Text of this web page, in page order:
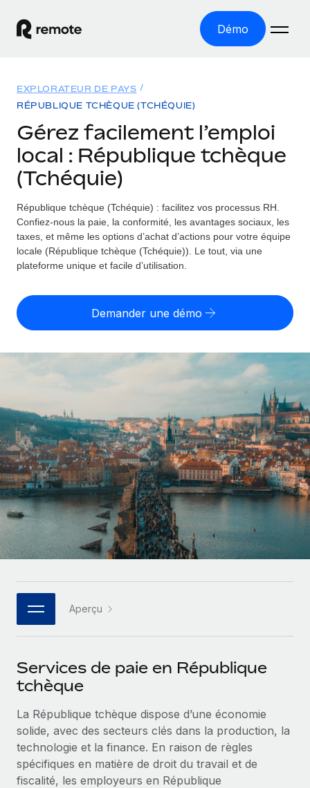
Démo
Les produits
EMPLOI À L’INTERNATIONAL
Paie multipays
Gérez la paie facilement et en toute conformité
Employer of record
Développez-vous à l’international sans frais liés aux
entités
Pilotage 360 des freelances
Gestion des freelances
Intégrez et gérez vos freelances partout dans le monde
Sous-traitez les opérations complexes liées à l’emploi
INFRASTRUCTURE
Intégration Remote
Intégrez vos RH aux flux de travail en toute simplicité
Plateforme
Des fonctions RH clés intégrées pour votre équipe
Connecter Nouveau
Connectez n'importe quel outil d’IA à Remote grâce à
Intégrations
Rationalisez vos processus avec des outils essentiels
Demandez aux experts
l’international et la conformité
Contrôles d’antécédents
Simplifiez vos processus de présélection des
candidats
Solutions
COUVERTURE MONDIALE
Toutes les informations sur l’emploi à l’international,
pays par pays
Explorateur des États-Unis (par État)
Comparer Remote
CROISSANCE
Des solutions agiles et internationales pour les RH et la
paie des entreprises en pleine croissance
Entreprises intermédiaires
Développez vos équipes avec des solutions RH sur
mesure
Entreprise
Les RH à l’international pour les grandes entreprises
Partenaires stratégiques de la tech
Intégrez les RH à l’international de manière flexible
Explorez avec nous vos opportunités de partenariat
Conseil en intégrations et automatisations assistées par
l’IA
ÉTUDES DE CAS
Ressources
OUTILS & CALCULATEURS
Outil de calcul du risque de requalification de
contrat
Évaluez le risque de requalification de contrat par pays
Calculez le coût total des employés dans n’importe quel
Calculateur de paiement des freelances
Découvrez les devises disponibles et les vitesses de
APPRENDRE AVEC REMOTE
Recherche et guides
Études de cas
Glossaire RH
Checklists et modèles
Webinaires
Événements
Données sur les salaires et les talents
Centre de ressources
Obtenir de l’aide
Voir toutes les ressources
Tarification
English (United States)
English
Español
Italiano
Português (Portugal)
日本語
中文（简体）
Connexion
EXPLORATEUR DE PAYS
RÉPUBLIQUE TCHÈQUE (TCHÉQUIE)
Gérez facilement l’emploi
local : République tchèque
(Tchéquie)
République tchèque (Tchéquie) : facilitez vos processus RH.
Confiez-nous la paie, la conformité, les avantages sociaux, les
taxes, et même les options d’achat d’actions pour votre équipe
locale (République tchèque (Tchéquie)). Le tout, via une
plateforme unique et facile d’utilisation.
Demander une démo
Aperçu
Services de paie en République
tchèque
La République tchèque dispose d’une économie
solide, avec des secteurs clés dans la production, la
technologie et la finance. En raison de règles
spécifiques en matière de droit du travail et de
fiscalité, les employeurs en République